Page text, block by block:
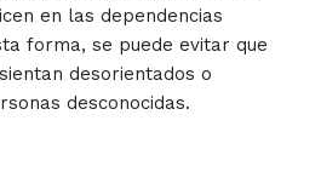
en las dependencias
forma, se puede evitar que
desorientados o
desconocidas.